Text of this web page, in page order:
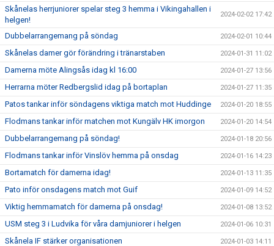
Skånelas herrjuniorer spelar steg 3 hemma i Vikingahallen i
helgen!
2024-02-02 17:42
Dubbelarrangemang på söndag 2024-02-01 10:44
Skånelas damer gör förändring i tränarstaben 2024-01-31 11:02
Damerna möte Alingsås idag kl 16:00 2024-01-27 13:56
Herrarna möter Redbergslid idag på bortaplan 2024-01-27 11:35
Patos tankar inför söndagens viktiga match mot Huddinge 2024-01-20 18:55
Flodmans tankar inför matchen mot Kungälv HK imorgon 2024-01-20 14:54
Dubbelarrangemang på söndag! 2024-01-18 20:56
Flodmans tankar inför Vinslöv hemma på onsdag 2024-01-16 14:23
Bortamatch för damerna idag! 2024-01-13 11:35
Pato inför onsdagens match mot Guif 2024-01-09 14:52
Viktig hemmamatch för damerna på onsdag! 2024-01-08 13:52
USM steg 3 i Ludvika för våra damjuniorer i helgen 2024-01-06 10:31
Skånela IF stärker organisationen 2024-01-03 14:11